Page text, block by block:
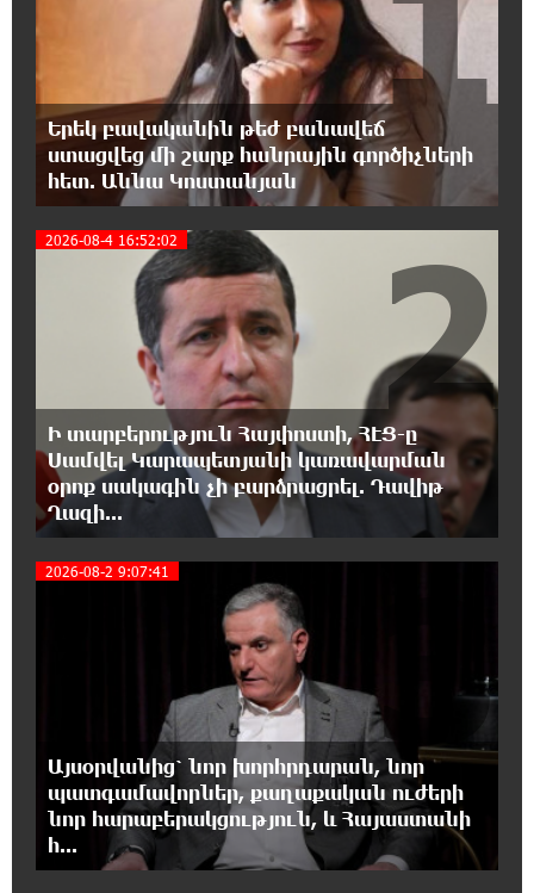
Հայաստանը ապրում է իր գոյության
ամենախայտառակ ժամանակաշրջանը․
Գառնիկ Դավթյան
18:37:08 7-08-2026
Այսօր ամոթի օր է, այսօր Էջմիածնում
դատում են Ամենայն Հայոց Կաթողիկոսին.
Մարիաննա Ղահրամանյան
18:32:23 7-08-2026
«հակասաֆարովյան» օրենսդրական
նախաձեռնության վերաբերյալ
հիմանվորումներ․ Շիրազ Մանուկյան
18:26:59 7-08-2026
Վեհափառ Հայրապետի շուրջ խայտառակ
զարգացումների, Գյուղացիներին
վերաբերող առաջնային հարցերի մասին՝
գյուղտեխնիկայից մինչև անվճար երթուղի. Անդրանիկ
Գևորգյան
18:25:05 7-08-2026
Թուրքական ապրանքանիշը դադարեցնում է
գործունեությունը Ռուսաստանում
18:08:44 7-08-2026
Դանակահարություն՝ Մասիսի
գազալցակայաններից մեկի մոտ.
կասկածյալը ձերբակալվել է
17:58:24 7-08-2026
Երեկ բավականին թեժ բանավեճ
ստացվեց մի շարք հանրային գործիչների
հետ. Աննա Կոստանյան
2026-08-4 16:52:02
Ի տարբերություն Հայփոստի, ՀԷՑ-ը
Սամվել Կարապետյանի կառավարման
օրոք սակագին չի բարձրացրել. Դավիթ
Ղազի...
2
2026-08-2 9:07:41
Այսօրվանից՝ նոր խորհրդարան, նոր
պատգամավորներ, քաղաքական ուժերի
նոր հարաբերակցություն, և Հայաստանի
հ...
3